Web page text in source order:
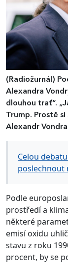
(Radiožurnál)
Alexandra
dlouhou trať“.
Trump. Prostě
Alexandr
Celou
poslechnout
Podle
prostředí a
některé
emisí oxidu
stavu z roku
procent, by se